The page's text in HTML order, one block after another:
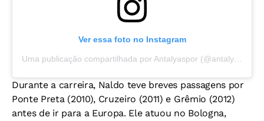
Ver essa foto no Instagram
Uma publicação compartilhada por Antalyaspor (@antalyaspor)
Durante a carreira, Naldo teve breves passagens por
Ponte Preta (2010), Cruzeiro (2011) e Grêmio (2012)
antes de ir para a Europa. Ele atuou no Bologna,